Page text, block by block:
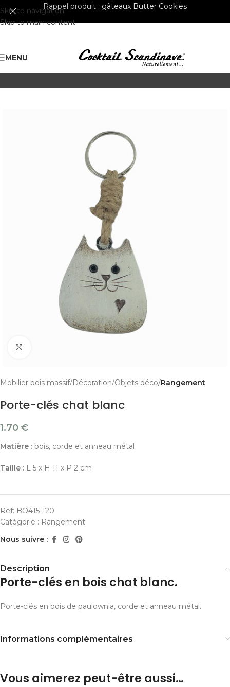
Skip to navigation
Skip to main content
Rappel produit : gâteaux Butter Cookies
MENU
Mobilier bois massif Décoration Objets déco Rangement
Porte-clés chat blanc
1.70 €
Matière : bois, corde et anneau métal
Taille : L 5 x H 11 x P 2 cm
Réf: BO415-120
Catégorie : Rangement
Nous suivre :
Description
Porte-clés en bois chat blanc.
Porte-clés en bois de paulownia, corde et anneau métal.
Informations complémentaires
Vous aimerez peut-être aussi…